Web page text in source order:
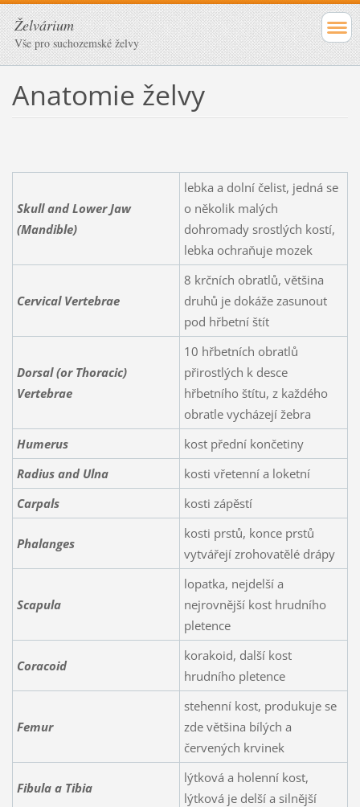
Želvárium
Vše pro suchozemské želvy
Anatomie želvy
Skull and Lower Jaw
(Mandible)
lebka a dolní čelist, jedná se
o několik malých
dohromady srostlých kostí,
lebka ochraňuje mozek
Cervical Vertebrae
8 krčních obratlů, většina
druhů je dokáže zasunout
pod hřbetní štít
Dorsal (or Thoracic)
Vertebrae
10 hřbetních obratlů
přirostlých k desce
hřbetního štítu, z každého
obratle vycházejí žebra
Humerus
kost přední končetiny
Radius and Ulna
kosti vřetenní a loketní
Carpals
kosti zápěstí
Phalanges
kosti prstů, konce prstů
vytvářejí zrohovatělé drápy
Scapula
lopatka, nejdelší a
nejrovnější kost hrudního
pletence
Coracoid
korakoid, další kost
hrudního pletence
Femur
stehenní kost, produkuje se
zde většina bílých a
červených krvinek
Fibula a Tibia
lýtková a holenní kost,
lýtková je delší a silnější